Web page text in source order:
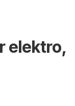
elektro,